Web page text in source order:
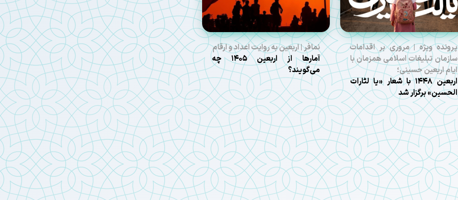
پرونده ویژه | مروری بر اقدامات
سازمان تبلیغات اسلامی همزمان با
ایام اربعین حسینی؛
اربعین ۱۴۴۸ با شعار «یا لثارات
الحسین» برگزار شد
نمافر | اربعین به روایت اعداد و ارقام
آمارها از اربعین ۱۴۰۵ چه
می‌گویند؟